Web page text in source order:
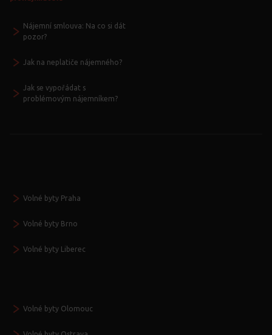
Nájemní smlouva: Na co si dát
pozor?
Jak na neplatiče nájemného?
Jak se vypořádat s
problémovým nájemníkem?
Volné byty Praha
Volné byty Brno
Volné byty Liberec
Volné byty Olomouc